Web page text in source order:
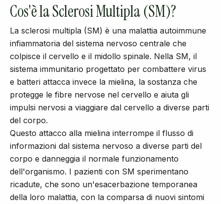
Cos'è la Sclerosi Multipla (SM)?
La sclerosi multipla (SM) è una malattia autoimmune
infiammatoria del sistema nervoso centrale che
colpisce il cervello e il midollo spinale. Nella SM, il
sistema immunitario progettato per combattere virus
e batteri attacca invece la mielina, la sostanza che
protegge le fibre nervose nel cervello e aiuta gli
impulsi nervosi a viaggiare dal cervello a diverse parti
del corpo.
Questo attacco alla mielina interrompe il flusso di
informazioni dal sistema nervoso a diverse parti del
corpo e danneggia il normale funzionamento
dell'organismo. I pazienti con SM sperimentano
ricadute, che sono un'esacerbazione temporanea
della loro malattia, con la comparsa di nuovi sintomi